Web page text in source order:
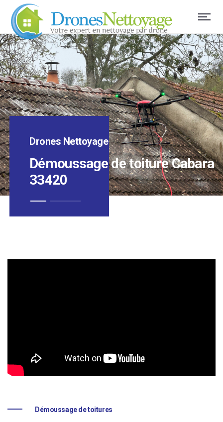
Drones Nettoyage
Démoussage de toiture Cabara
33420
Démoussage de toitures